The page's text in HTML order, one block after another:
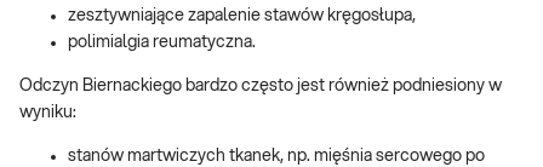
zesztywniające zapalenie stawów kręgosłupa,
polimialgia reumatyczna.
Odczyn Biernackiego bardzo często jest również podniesiony w
wyniku:
stanów martwiczych tkanek, np. mięśnia sercowego po